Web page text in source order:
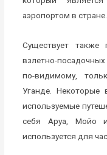
аэропортом в стране.
Существует также
взлетно-
по-видимому,
Уганде. Некоторые
используемые
себя Аруа, Мойо
используется для